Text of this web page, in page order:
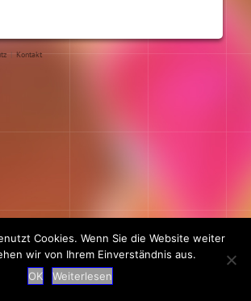
| Kontakt
Cookies. Wenn Sie die Website weiter
wir von Ihrem Einverständnis aus.
OK
Weiterlesen